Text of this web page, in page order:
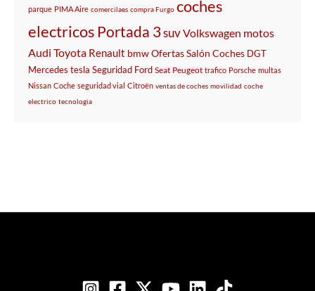
parque PIMA Aire comercilaes compra Furgo coches
electricos Portada 3suvVolkswagen motos
Audi Toyota Renault bmwOfertasSalón Coches DGT
Mercedes tesla Seguridad Ford Seat Peugeot trafico Porsche multas
Nissan Coche seguridad vial Citroën ventas de coches movilidad coche
electrico tecnologia